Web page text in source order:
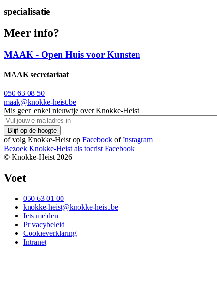
specialisatie
Meer info?
MAAK - Open Huis voor Kunsten
MAAK secretariaat
050 63 08 50
maak@knokke-heist.be
Mis geen enkel nieuwtje over Knokke-Heist
of volg Knokke-Heist op Facebook ofInstagram
Bezoek Knokke-Heist als toerist Facebook
© Knokke-Heist 2026
Voet
050 63 01 00
knokke-heist@knokke-heist.be
Iets melden
Privacybeleid
Cookieverklaring
Intranet